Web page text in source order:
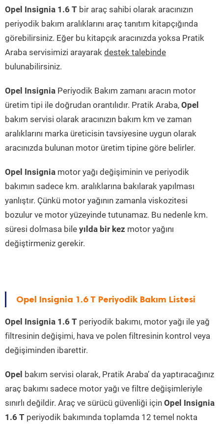
Opel Insignia 1.6 T bir araç sahibi olarak aracınızın
periyodik bakım aralıklarını araç tanıtım kitapçığında
görebilirsiniz. Eğer bu kitapçık aracınızda yoksa Pratik
Araba servisimizi arayarak destek talebinde
bulunabilirsiniz.
Opel Insignia Periyodik Bakım zamanı aracın motor
üretim tipi ile doğrudan orantılıdır. Pratik Araba, Opel
bakım servisi olarak aracınızın bakım km ve zaman
aralıklarını marka üreticisin tavsiyesine uygun olarak
aracınızda bulunan motor üretim tipine göre belirler.
Opel Insignia motor yağı değişiminin ve periyodik
bakımın sadece km. aralıklarına bakılarak yapılması
yanlıştır. Çünkü motor yağının zamanla viskozitesi
bozulur ve motor yüzeyinde tutunamaz. Bu nedenle km.
süresi dolmasa bile yılda bir kez motor yağını
değiştirmeniz gerekir.
Opel Insignia 1.6 T Periyodik Bakım Listesi
Opel Insignia 1.6 T periyodik bakımı, motor yağı ile yağ
filtresinin değişimi, hava ve polen filtresinin kontrol veya
değişiminden ibarettir.
Opel bakım servisi olarak, Pratik Araba’ da yaptıracağınız
araç bakımı sadece motor yağı ve filtre değişimleriyle
sınırlı değildir. Araç ve sürücü güvenliği için Opel Insignia
1.6 T periyodik bakımında toplamda 12 temel nokta